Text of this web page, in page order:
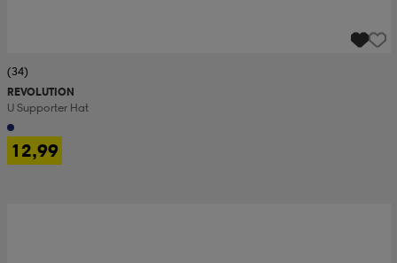
(34)
REVOLUTION
U Supporter Hat
12,99